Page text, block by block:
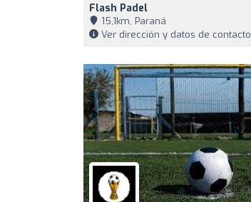
Flash Padel
15,1km, Paraná
Ver dirección y datos de contacto